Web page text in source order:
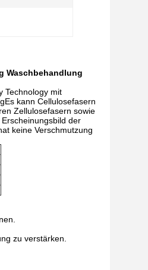
Waschbehandlung
Technology mit
kann Cellulosefasern
Zellulosefasern sowie
der
keine Verschmutzung
zu verstärken.